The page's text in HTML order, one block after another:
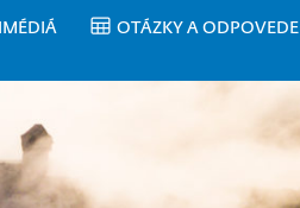
OTÁZKY A ODPOVEDE